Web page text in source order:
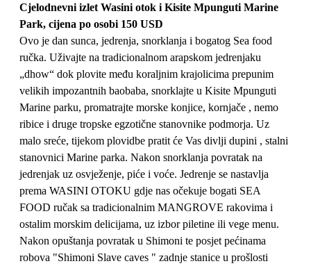
Cjelodnevni izlet Wasini otok i Kisite Mpunguti Marine
Park, cijena po osobi 150 USD
Ovo je dan sunca, jedrenja, snorklanja i bogatog Sea food
ručka. Uživajte na tradicionalnom arapskom jedrenjaku
„dhow“ dok plovite među koraljnim krajolicima prepunim
velikih impozantnih baobaba, snorklajte u Kisite Mpunguti
Marine parku, promatrajte morske konjice, kornjače , nemo
ribice i druge tropske egzotične stanovnike podmorja. Uz
malo sreće, tijekom plovidbe pratit će Vas divlji dupini , stalni
stanovnici Marine parka. Nakon snorklanja povratak na
jedrenjak uz osvježenje, piće i voće. Jedrenje se nastavlja
prema WASINI OTOKU gdje nas očekuje bogati SEA
FOOD ručak sa tradicionalnim MANGROVE rakovima i
ostalim morskim delicijama, uz izbor piletine ili vege menu.
Nakon opuštanja povratak u Shimoni te posjet pećinama
robova "Shimoni Slave caves " zadnje stanice u prošlosti